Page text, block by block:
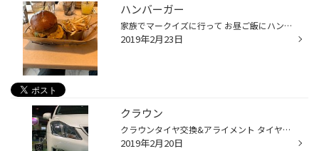
ハンバーガー
家族でマークイズに行って お昼ご飯にハンバーガーを 食べました^ ^ ボリューム満点で美味しかったです ^_^
2019年2月23日
クラウン
クラウンタイヤ交換&アライメント タイヤは新商品 レグノGR-XⅡ 225/45R18 タイヤ館ではタイヤ交換後の アライメント調整を実施しております。 詳しくはタイヤ館 次郎丸店に お問い合わせください^ ^
2019年2月20日